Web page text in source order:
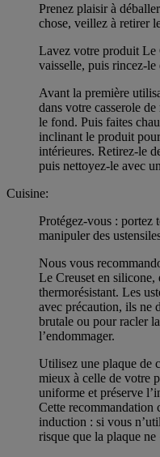
Prenez plaisir à
chose, veillez à retirer
Lavez votre produit Le
vaisselle, puis rincez-le
Avant la première
dans votre casserole
le fond. Puis faites
inclinant le produit
intérieures. Retirez-le
puis nettoyez-le avec
Cuisine:
Protégez-vous : portez
manipuler des
Nous vous
Le Creuset en silicone,
thermorésistant. Les
avec précaution, ils ne
brutale ou pour racler
l’endommager.
Utilisez une plaque de
mieux à celle de votre
uniforme et préserve
Cette recommandation
induction : si vous
risque que la plaque